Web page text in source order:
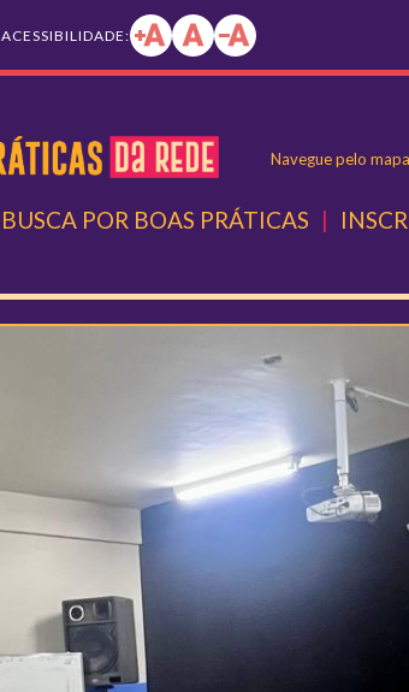
ACESSIBILIDADE:
Navegue pelo
BUSCA POR BOAS PRÁTICAS |